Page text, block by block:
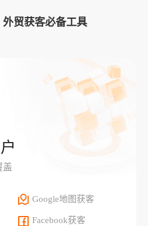
外贸获客必备工具
盖
Google地图获客
Facebook获客